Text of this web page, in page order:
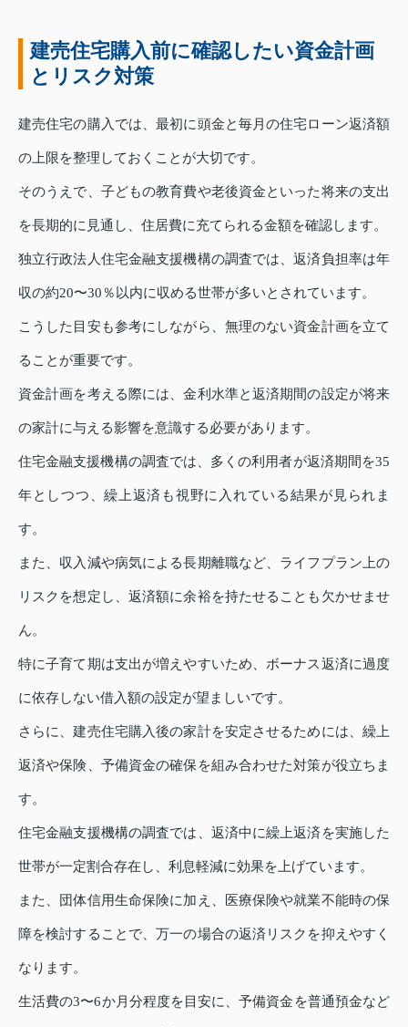
建売住宅購入前に確認したい資金計画
とリスク対策
建売住宅の購入では、最初に頭金と毎月の住宅ローン返済額
の上限を整理しておくことが大切です。
そのうえで、子どもの教育費や老後資金といった将来の支出
を長期的に見通し、住居費に充てられる金額を確認します。
独立行政法人住宅金融支援機構の調査では、返済負担率は年
収の約20〜30％以内に収める世帯が多いとされています。
こうした目安も参考にしながら、無理のない資金計画を立て
ることが重要です。
資金計画を考える際には、金利水準と返済期間の設定が将来
の家計に与える影響を意識する必要があります。
住宅金融支援機構の調査では、多くの利用者が返済期間を35
年としつつ、繰上返済も視野に入れている結果が見られま
す。
また、収入減や病気による長期離職など、ライフプラン上の
リスクを想定し、返済額に余裕を持たせることも欠かせませ
ん。
特に子育て期は支出が増えやすいため、ボーナス返済に過度
に依存しない借入額の設定が望ましいです。
さらに、建売住宅購入後の家計を安定させるためには、繰上
返済や保険、予備資金の確保を組み合わせた対策が役立ちま
す。
住宅金融支援機構の調査では、返済中に繰上返済を実施した
世帯が一定割合存在し、利息軽減に効果を上げています。
また、団体信用生命保険に加え、医療保険や就業不能時の保
障を検討することで、万一の場合の返済リスクを抑えやすく
なります。
生活費の3〜6か月分程度を目安に、予備資金を普通預金など